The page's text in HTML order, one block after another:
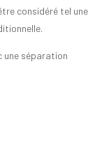
considéré tel une
une séparation